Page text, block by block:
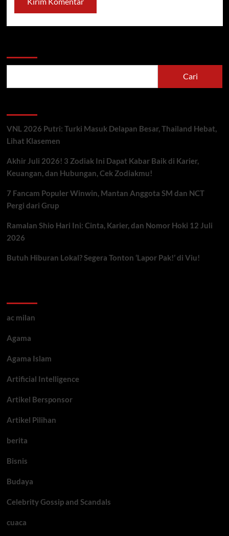
Cari
VNL 2026 Putri: Turki Masuk Delapan Besar, Thailand Hebat,
Lihat Klasemen
Akhir Juli 2026! 3 Zodiak Ini Dapat Kabar Baik di Karier,
Keuangan, dan Hubungan, Cek Zodiakmu!
7 Fancam Populer Winwin, Mantan Anggota SM dan NCT
Pergi dari Grup
Ramalan Shio Hari Ini: Cinta, Karier, dan Nomor Hoki 12 Juli
2026
Butuh Hiburan Lokal? Segera Tonton ‘Lapor Pak!’ di Viu!
ac milan
Agama
Agama Islam
Artificial Intelligence
Artikel Bersponsor
Artikel Pilihan
berita
Bisnis
Budaya
Celebrity Gossip and Scandals
cuaca